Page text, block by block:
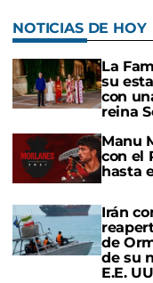
NOTICIAS DE HOY
La
su
con
reina
Manu
con el
hasta
Irán
de
de su
E.E.